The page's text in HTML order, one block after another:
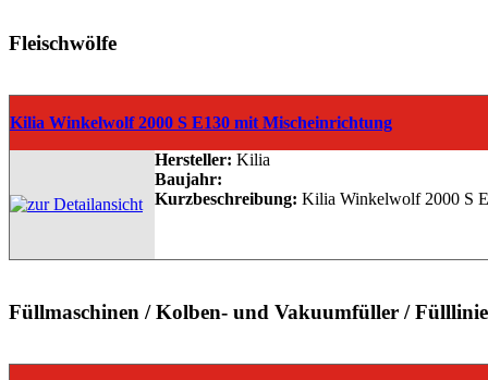
Fleischwölfe
Kilia Winkelwolf 2000 S E130 mit Mischeinrichtung
Hersteller: Kilia
Baujahr:
Kurzbeschreibung: Kilia Winkelwolf 2000 S
Füllmaschinen / Kolben- und Vakuumfüller /